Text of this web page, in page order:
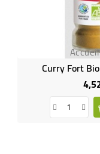
Curry Fort